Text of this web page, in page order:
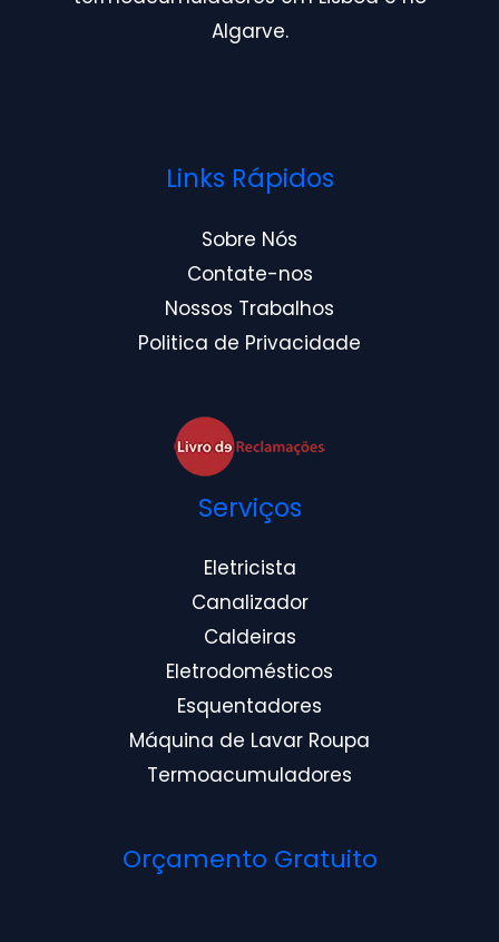
Algarve.
Links Rápidos
Sobre Nós
Contate-nos
Nossos Trabalhos
Politica de Privacidade
Serviços
Eletricista
Canalizador
Caldeiras
Eletrodomésticos
Esquentadores
Máquina de Lavar Roupa
Termoacumuladores
Orçamento Gratuito